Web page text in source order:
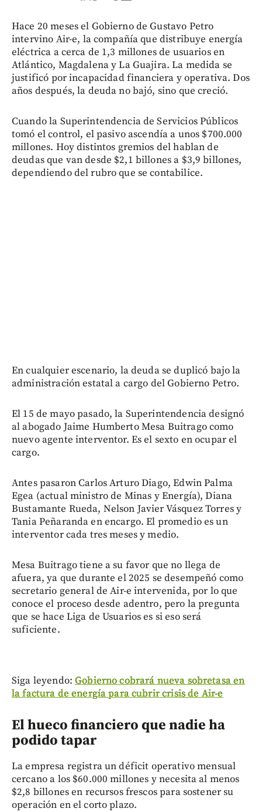
Hace 20 meses el Gobierno de Gustavo Petro
intervino Air-e, la compañía que distribuye energía
eléctrica a cerca de 1,3 millones de usuarios en
Atlántico, Magdalena y La Guajira. La medida se
justificó por incapacidad financiera y operativa. Dos
años después, la deuda no bajó, sino que creció.
Cuando la Superintendencia de Servicios Públicos
tomó el control, el pasivo ascendía a unos $700.000
millones. Hoy distintos gremios del hablan de
deudas que van desde $2,1 billones a $3,9 billones,
dependiendo del rubro que se contabilice.
En cualquier escenario, la deuda se duplicó bajo la
administración estatal a cargo del Gobierno Petro.
El 15 de mayo pasado, la Superintendencia designó
al abogado Jaime Humberto Mesa Buitrago como
nuevo agente interventor. Es el sexto en ocupar el
cargo.
Antes pasaron Carlos Arturo Diago, Edwin Palma
Egea (actual ministro de Minas y Energía), Diana
Bustamante Rueda, Nelson Javier Vásquez Torres y
Tania Peñaranda en encargo. El promedio es un
interventor cada tres meses y medio.
Mesa Buitrago tiene a su favor que no llega de
afuera, ya que durante el 2025 se desempeñó como
secretario general de Air-e intervenida, por lo que
conoce el proceso desde adentro, pero la pregunta
que se hace Liga de Usuarios es si eso será
suficiente.
Siga leyendo:Gobierno cobrará nueva sobretasa en
la factura de energía para cubrir crisis de Air-e
El hueco financiero que nadie ha
podido tapar
La empresa registra un déficit operativo mensual
cercano a los $60.000 millones y necesita al menos
$2,8 billones en recursos frescos para sostener su
operación en el corto plazo.